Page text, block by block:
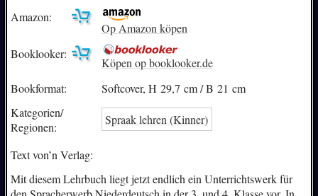
Amazon:
Op Amazon köpen
Booklooker:
Köpen op booklooker.de
Bookformat:
Softcover, H 29,7 cm / B 21 cm
Kategorien/
Regionen:
Spraak lehren (Kinner)
Text von’n Verlag:
Mit diesem Lehrbuch liegt jetzt endlich ein Unterrichtswerk für